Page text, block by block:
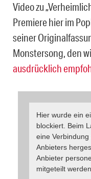
Video zu
Premiere hier im
seiner
Monstersong, den
ausdrücklich
Hier wurde ein
blockiert. Beim
eine
Anbieters
Anbieter
mitgeteilt